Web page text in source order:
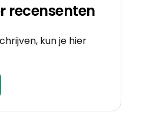
recensenten
kun je hier